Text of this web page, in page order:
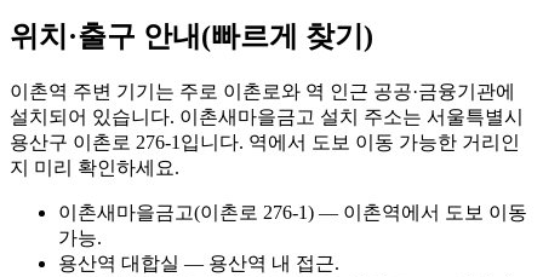
위치·출구 안내(빠르게 찾기)
이촌역 주변 기기는 주로 이촌로와 역 인근 공공·금융기관에
설치되어 있습니다. 이촌새마을금고 설치 주소는 서울특별시
용산구 이촌로 276-1입니다. 역에서 도보 이동 가능한 거리인
지 미리 확인하세요.
이촌새마을금고(이촌로 276-1) — 이촌역에서 도보 이동
가능.
용산역 대합실 — 용산역 내 접근.